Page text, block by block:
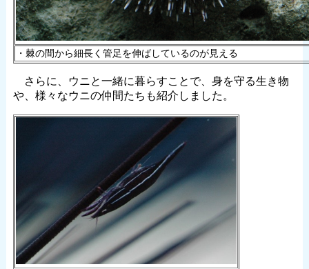
・棘の間から細長く管足を伸ばしているのが見える
さらに、ウニと一緒に暮らすことで、身を守る生き物
や、様々なウニの仲間たちも紹介しました。